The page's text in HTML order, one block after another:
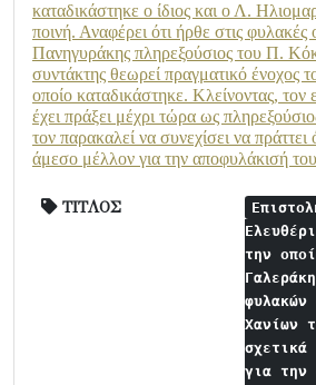
καταδικάστηκε ο ίδιος και ο Λ.
ποινή. Αναφέρει ότι ήρθε στις φυλακές
Πανηγυράκης πληρεξούσιος του Π.
συντάκτης θεωρεί πραγματικό ένοχος
οποίο καταδικάστηκε. Κλείνοντας, τον
έχει πράξει μέχρι τώρα ως
τον παρακαλεί να συνεχίσει να πράττει
άμεσο μέλλον για την αποφυλάκισή
ΤΙΤΛΟΣ
την
φυλακών
Χανίων
σχετικά
για την